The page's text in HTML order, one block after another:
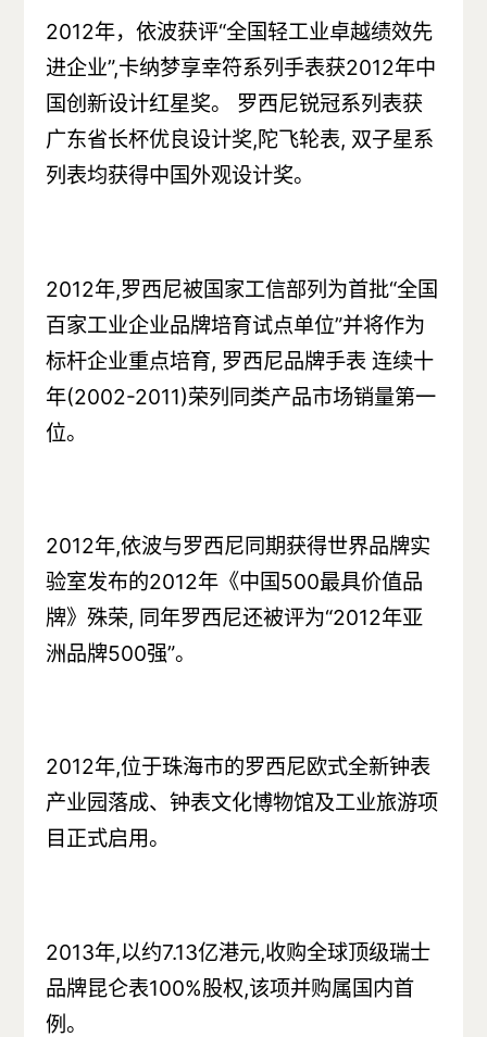
2012年，依波获评“全国轻工业卓越绩效先
进企业”,卡纳梦享幸符系列手表获2012年中
国创新设计红星奖。 罗西尼锐冠系列表获
广东省长杯优良设计奖,陀飞轮表, 双子星系
列表均获得中国外观设计奖。
2012年,罗西尼被国家工信部列为首批“全国
百家工业企业品牌培育试点单位”并将作为
标杆企业重点培育, 罗西尼品牌手表 连续十
年(2002-2011)荣列同类产品市场销量第一
位。
2012年,依波与罗西尼同期获得世界品牌实
验室发布的2012年《中国500最具价值品
牌》殊荣, 同年罗西尼还被评为“2012年亚
洲品牌500强”。
2012年,位于珠海市的罗西尼欧式全新钟表
产业园落成、钟表文化博物馆及工业旅游项
目正式启用。
2013年,以约7.13亿港元,收购全球顶级瑞士
品牌昆仑表100%股权,该项并购属国内首
例。